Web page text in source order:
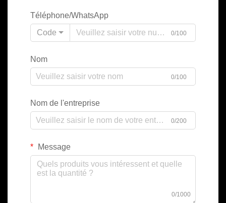
Téléphone/WhatsApp
Code
0/100
Nom
0/100
Nom de l'entreprise
0/200
Message
0/1000